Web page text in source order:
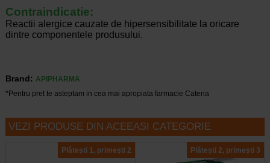
Contraindicatie:
Reactii alergice cauzate de hipersensibilitate la oricare
dintre componentele produsului.
Brand: APIPHARMA
*Pentru pret te asteptam in cea mai apropiata farmacie Catena
VEZI PRODUSE DIN ACEEASI CATEGORIE
Plătești 1, primești 2 Plătești 2, primești 3